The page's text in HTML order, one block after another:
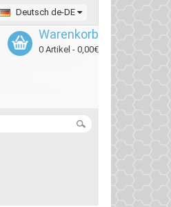
Deutsch de-DE
Warenkorb
0 Artikel - 0,00€